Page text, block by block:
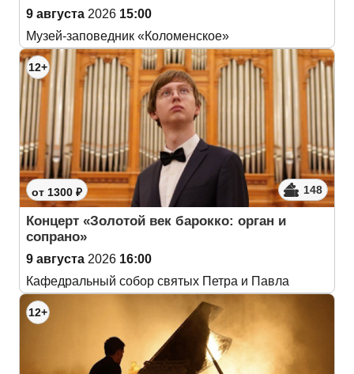
9 августа 2026 15:00
Музей-заповедник «Коломенское»
12+
от 1300 ₽ 148
Концерт «Золотой век барокко: орган и
сопрано»
9 августа 2026 16:00
Кафедральный собор святых Петра и Павла
12+